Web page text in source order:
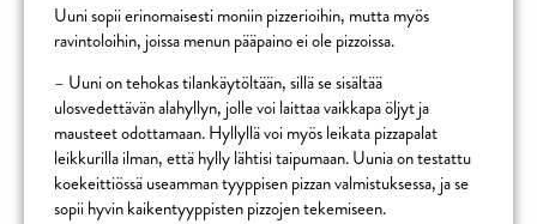
Uuni sopii erinomaisesti moniin pizzerioihin, mutta myös
ravintoloihin, joissa menun pääpaino ei ole pizzoissa.
– Uuni on tehokas tilankäytöltään, sillä se sisältää
ulosvedettävän alahyllyn, jolle voi laittaa vaikkapa öljyt ja
mausteet odottamaan. Hyllyllä voi myös leikata pizzapalat
leikkurilla ilman, että hylly lähtisi taipumaan. Uunia on testattu
koekeittiössä useamman tyyppisen pizzan valmistuksessa, ja se
sopii hyvin kaikentyyppisten pizzojen tekemiseen.